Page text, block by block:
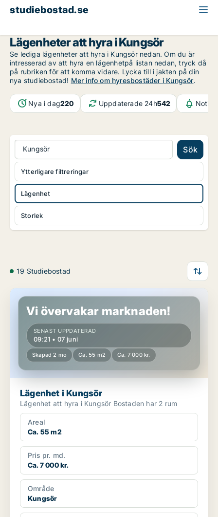
studiebostad.se
Lägenheter att hyra i Kungsör
Se lediga lägenheter att hyra i Kungsör nedan. Om du är
intresserad av att hyra en lägenhetpå listan nedan, tryck då
på rubriken för att komma vidare. Lycka till i jakten på din
nya studiebostad! Mer info om hyresbostäder i Kungsör.
Nya i dag220 Uppdaterade 24h542
Kungsör Sök
Lägenhet
Storlek
Ytterligare filtreringar
19 Studiebostad
Lägenhet i Kungsör
Vi övervakar marknaden!
SENAST UPPDATERAD
09:21 • 07 juni
Skapad 2 mo Ca. 55 m2 Ca. 7 000 kr.
Lägenhet i Kungsör
Lägenhet att hyra i Kungsör Bostaden har 2 rum
Areal
Ca. 55 m2
Pris pr. md.
Ca. 7 000 kr.
Område
Kungsör